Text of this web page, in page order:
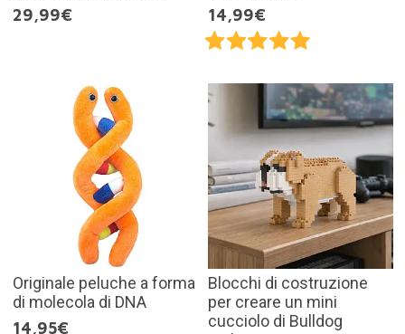
29,99€
14,99€
Originale peluche a forma
di molecola di DNA
14,95€
Blocchi di costruzione
per creare un mini
cucciolo di Bulldog